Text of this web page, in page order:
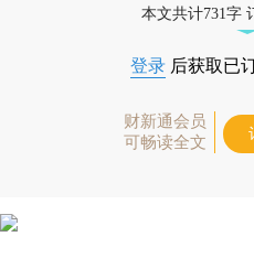
本文共计731字
登录 后获取已
财新通会员
可畅读全文